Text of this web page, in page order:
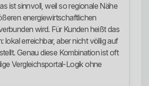
ist sinnvoll, weil so regionale Nähe
energiewirtschaftlichen
wird. Für Kunden heißt das
lokal erreichbar, aber nicht völlig auf
Genau diese Kombination ist oft
Vergleichsportal-Logik ohne